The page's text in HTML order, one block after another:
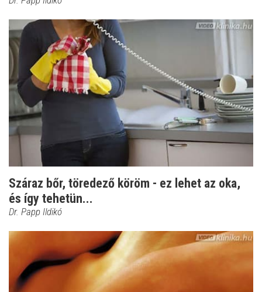
Száraz bőr, töredező köröm - ez lehet az oka,
és így tehetün...
Dr. Papp Ildikó